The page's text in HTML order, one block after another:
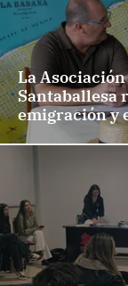
La
Santaballesa
emigración y